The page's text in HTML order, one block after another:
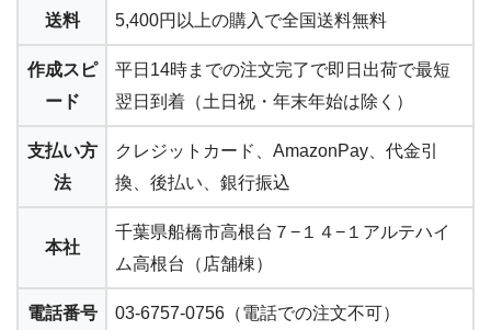
送料 5,400円以上の購入で全国送料無料
作成スピ
ード
平日14時までの注文完了で即日出荷で最短
翌日到着 （土日祝・年末年始は除く）
支払い方
法
クレジットカード、AmazonPay、代金引
換、後払い、銀行振込
本社
千葉県船橋市高根台７−１４−１アルテハイ
ム高根台（店舗棟）
電話番号 03-6757-0756（電話での注文不可）